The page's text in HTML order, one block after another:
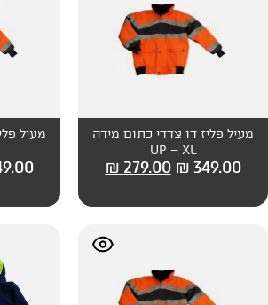
מידה
₪
מעיל פליז דו צדדי כתום מידה
349.00
279.00
₪